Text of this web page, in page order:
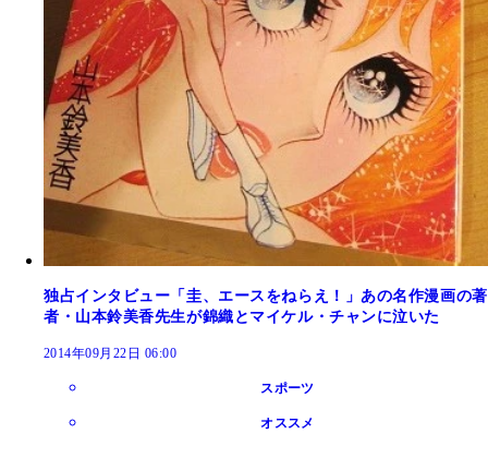
独占インタビュー「圭、エースをねらえ！」あの名作漫画の著
者・山本鈴美香先生が錦織とマイケル・チャンに泣いた
2014年09月22日 06:00
スポーツ
オススメ